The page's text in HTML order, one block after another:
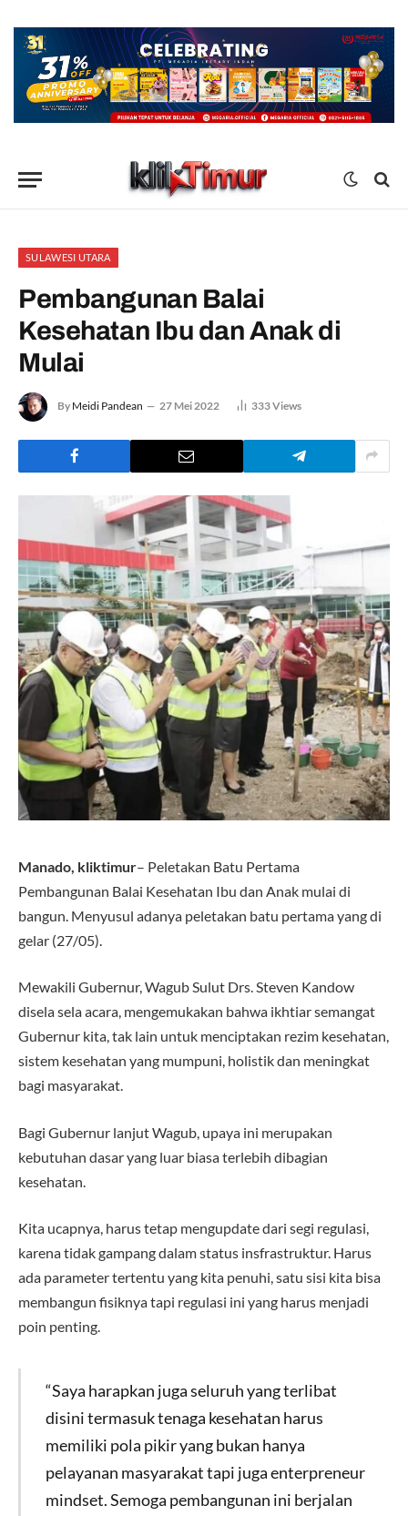
SULAWESI UTARA
Pembangunan Balai
Kesehatan Ibu dan Anak di
Mulai
By Meidi Pandean 27 Mei 2022 333Views
Manado, kliktimur– Peletakan Batu Pertama
Pembangunan Balai Kesehatan Ibu dan Anak mulai di
bangun. Menyusul adanya peletakan batu pertama yang di
gelar (27/05).
Mewakili Gubernur, Wagub Sulut Drs. Steven Kandow
disela sela acara, mengemukakan bahwa ikhtiar semangat
Gubernur kita, tak lain untuk menciptakan rezim kesehatan,
sistem kesehatan yang mumpuni, holistik dan meningkat
bagi masyarakat.
Bagi Gubernur lanjut Wagub, upaya ini merupakan
kebutuhan dasar yang luar biasa terlebih dibagian
kesehatan.
Kita ucapnya, harus tetap mengupdate dari segi regulasi,
karena tidak gampang dalam status insfrastruktur. Harus
ada parameter tertentu yang kita penuhi, satu sisi kita bisa
membangun fisiknya tapi regulasi ini yang harus menjadi
poin penting.
“Saya harapkan juga seluruh yang terlibat
disini termasuk tenaga kesehatan harus
memiliki pola pikir yang bukan hanya
pelayanan masyarakat tapi juga enterpreneur
mindset. Semoga pembangunan ini berjalan